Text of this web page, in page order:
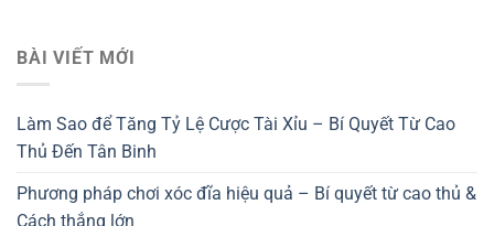
BÀI VIẾT MỚI
Làm Sao để Tăng Tỷ Lệ Cược Tài Xỉu – Bí Quyết Từ Cao
Thủ Đến Tân Binh
Phương pháp chơi xóc đĩa hiệu quả – Bí quyết từ cao thủ &
Cách thắng lớn